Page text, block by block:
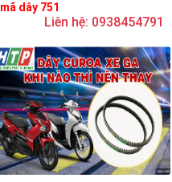
mã dây 751
Liên hệ: 0938454791